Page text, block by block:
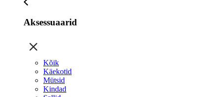
Aksessuaarid
Kõik
Käekotid
Mütsid
Kindad